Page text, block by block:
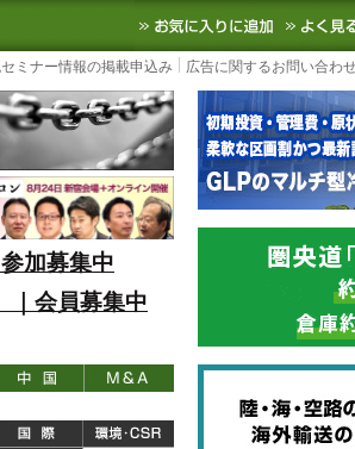
イト
SCMなど国内外の最新の物流ニュー
お気に
ミナー情報の掲載申込み 広告に関するお問い合わ
加募集中
｜会員募集中